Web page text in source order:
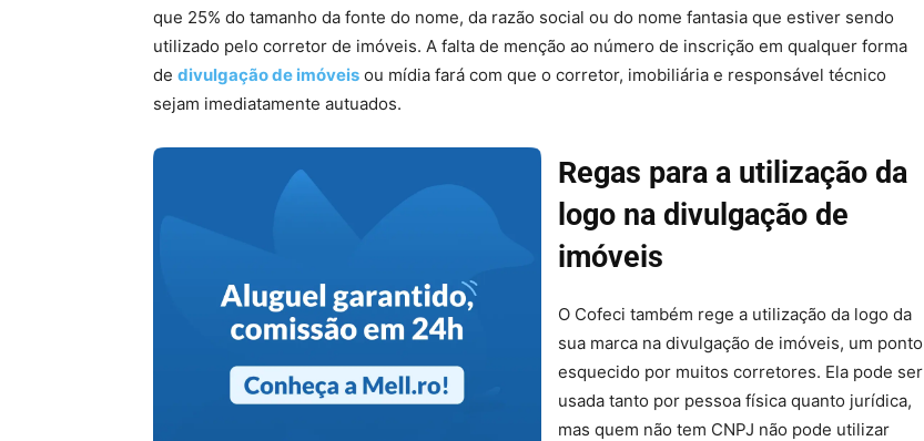
que 25% do tamanho da fonte do nome, da razão social ou do nome fantasia que estiver sendo
utilizado pelo corretor de imóveis. A falta de menção ao número de inscrição em qualquer forma
de divulgação de imóveis ou mídia fará com que o corretor, imobiliária e responsável técnico
sejam imediatamente autuados.
Regas para a utilização da
logo na divulgação de
imóveis
O Cofeci também rege a utilização da logo da
sua marca na divulgação de imóveis, um ponto
esquecido por muitos corretores. Ela pode ser
usada tanto por pessoa física quanto jurídica,
mas quem não tem CNPJ não pode utilizar